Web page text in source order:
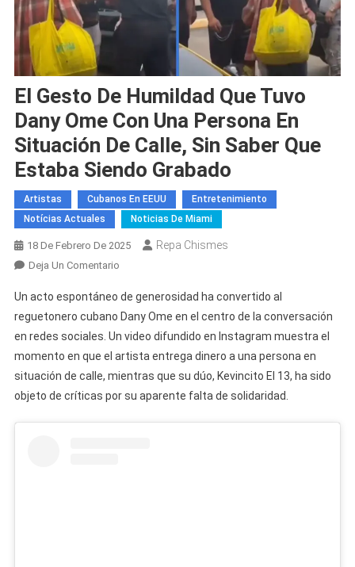
El Gesto De Humildad Que Tuvo
Dany Ome Con Una Persona En
Situación De Calle, Sin Saber Que
Estaba Siendo Grabado
Artistas Cubanos En EEUU
Entretenimiento
Notícias Actuales
Noticias De Miami
18 De Febrero De 2025 Repa Chismes
Deja Un ComentarioEn
Gesto
De
Humildad
Que
Tuvo
Dany
Un acto espontáneo de generosidad ha convertido al
reguetonero cubano Dany Ome en el centro de la conversación
en redes sociales. Un video difundido en Instagram muestra el
momento en que el artista entrega dinero a una persona en
situación de calle, mientras que su dúo, Kevincito El 13, ha sido
objeto de críticas por su aparente falta de solidaridad.